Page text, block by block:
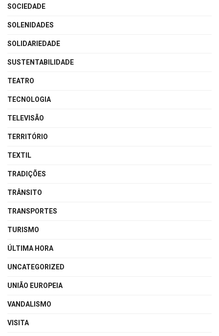
SOCIEDADE
SOLENIDADES
SOLIDARIEDADE
SUSTENTABILIDADE
TEATRO
TECNOLOGIA
TELEVISÃO
TERRITÓRIO
TEXTIL
TRADIÇÕES
TRÂNSITO
TRANSPORTES
TURISMO
ÚLTIMA HORA
UNCATEGORIZED
UNIÃO EUROPEIA
VANDALISMO
VISITA